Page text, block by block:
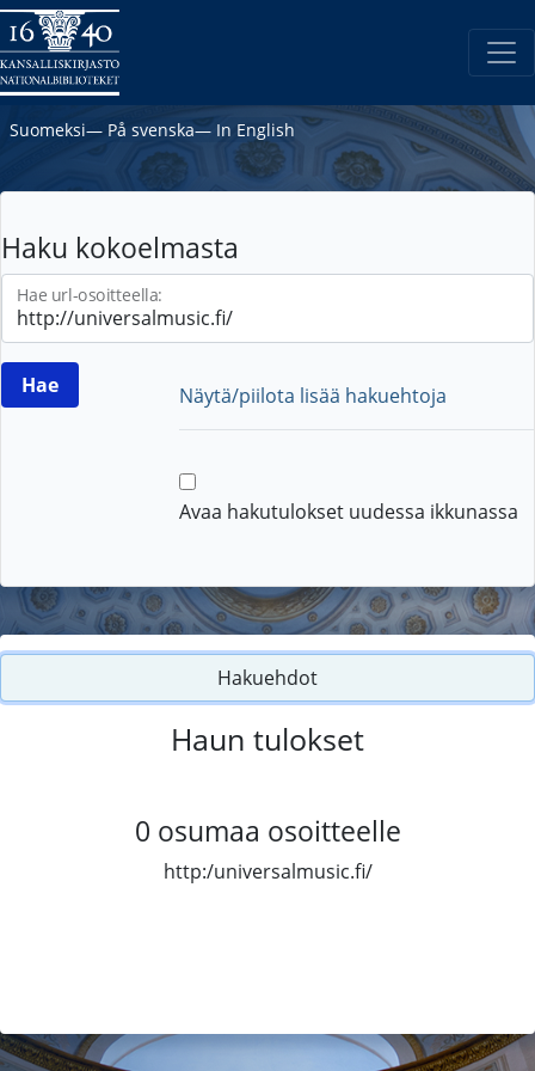
Suomeksi― På svenska― In English
Haku kokoelmasta
Hae url-osoitteella:
Näytä/piilota lisää hakuehtoja
Avaa hakutulokset uudessa ikkunassa
Hakuehdot
Haun tulokset
0 osumaa osoitteelle
http:/universalmusic.fi/